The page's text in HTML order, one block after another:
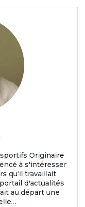
Originaire
à s'intéresser
qu'il travaillait
d'actualités
au départ une